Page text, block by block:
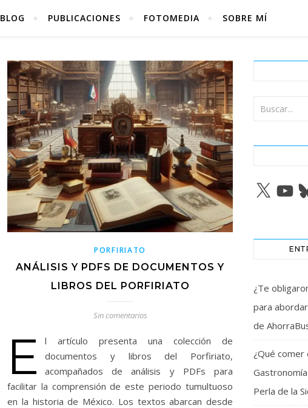
BLOG PUBLICACIONES FOTOMEDIA SOBRE MÍ
PORFIRIATO
ANÁLISIS Y PDFS DE DOCUMENTOS Y
LIBROS DEL PORFIRIATO
Sin comentarios
E
l artículo presenta una colección de
documentos y libros del Porfiriato,
acompañados de análisis y PDFs para
facilitar la comprensión de este periodo tumultuoso
en la historia de México. Los textos abarcan desde
X
¿Te
para
de
¿Qué comer
Perla de la